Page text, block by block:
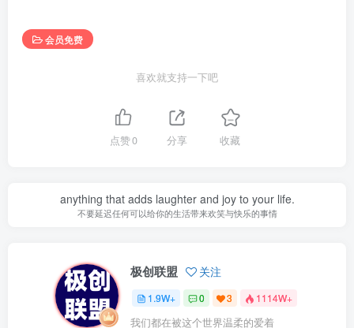
会员免费
喜欢就支持一下吧
点赞0 分享 收藏
anything that adds laughter and joy to your life.
不要延迟任何可以给你的生活带来欢笑与快乐的事情
极创联盟 关注
1.9W+ 0 3 1114W+
我们都在被这个世界温柔的爱着